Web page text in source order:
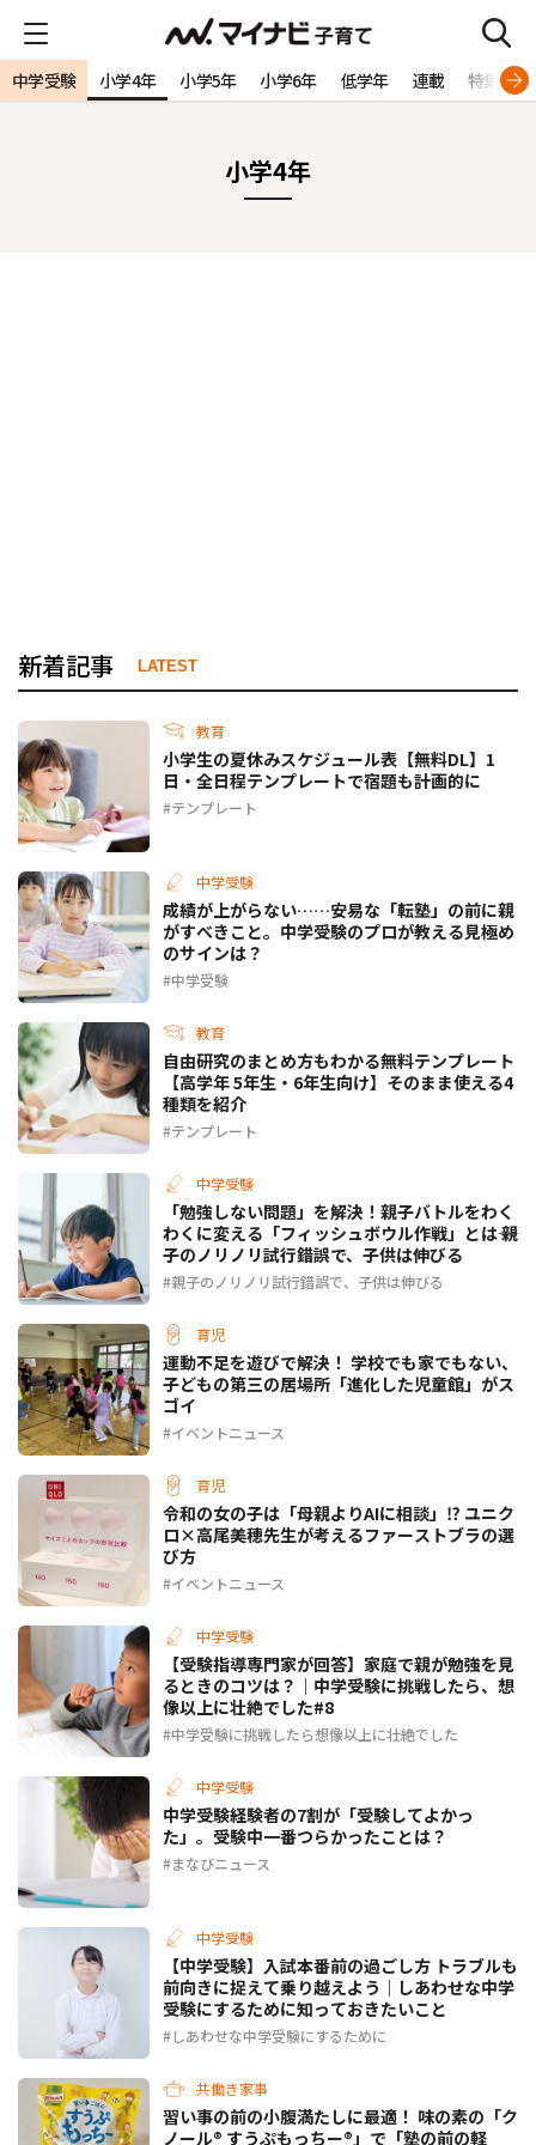
中学受験 小学4年 小学5年 小学6年 低学年 連載 特集
小学4年
新着記事 LATEST
教育
小学生の夏休みスケジュール表【無料DL】1
日・全日程テンプレートで宿題も計画的に
テンプレート
中学受験
成績が上がらない……安易な「転塾」の前に親
がすべきこと。中学受験のプロが教える見極め
のサインは？
中学受験
教育
自由研究のまとめ方もわかる無料テンプレート
【高学年 5年生・6年生向け】そのまま使える4
種類を紹介
テンプレート
中学受験
「勉強しない問題」を解決！親子バトルをわく
わくに変える「フィッシュボウル作戦」とは―― 親
子のノリノリ試行錯誤で、子供は伸びる
親子のノリノリ試行錯誤で、子供は伸びる
育児
運動不足を遊びで解決！ 学校でも家でもない、
子どもの第三の居場所「進化した児童館」がス
ゴイ
イベントニュース
育児
令和の女の子は「母親よりAIに相談」⁉ ユニク
ロ×高尾美穂先生が考えるファーストブラの選
び方
イベントニュース
中学受験
【受験指導専門家が回答】家庭で親が勉強を見
るときのコツは？｜中学受験に挑戦したら、想
像以上に壮絶でした#8
中学受験に挑戦したら想像以上に壮絶でした
中学受験
中学受験経験者の7割が「受験してよかっ
た」。受験中一番つらかったことは？
まなびニュース
中学受験
【中学受験】入試本番前の過ごし方 トラブルも
前向きに捉えて乗り越えよう｜しあわせな中学
受験にするために知っておきたいこと
しあわせな中学受験にするために
共働き家事
習い事の前の小腹満たしに最適！ 味の素の「ク
ノール® すうぷもっちー®」で「塾の前の軽